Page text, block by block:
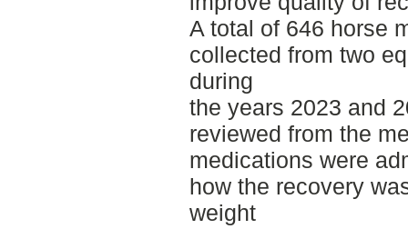
A total of 646 horse
collected from two
during
the years 2023 and
reviewed from the
medications were
how the recovery
weight